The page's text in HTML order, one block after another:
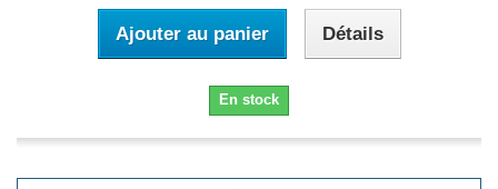
Ajouter au panier Détails
En stock